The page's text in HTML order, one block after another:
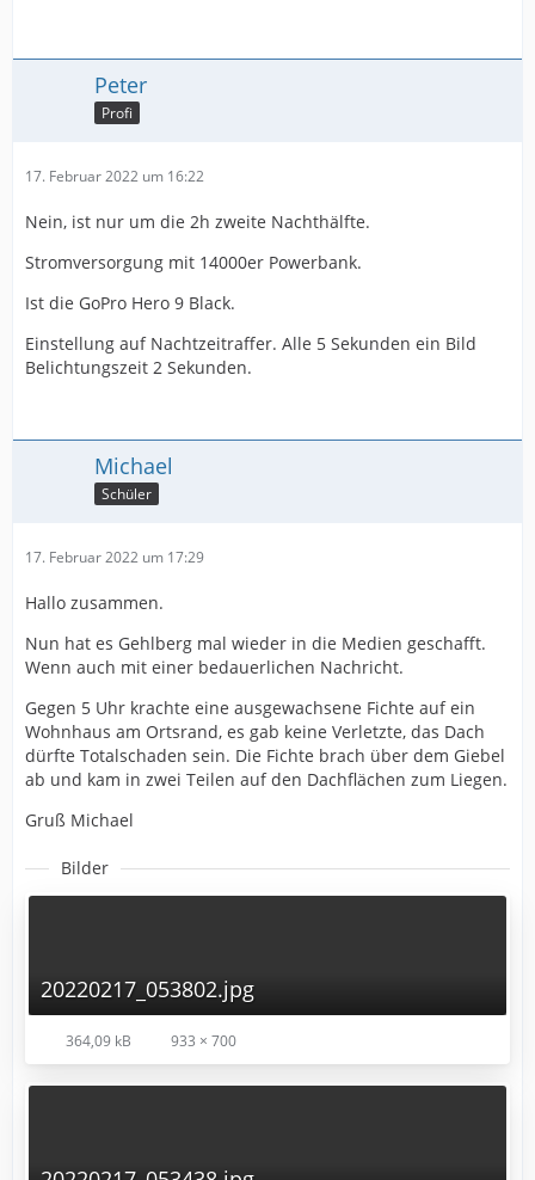
Peter
Profi
17. Februar 2022 um 16:22
Nein, ist nur um die 2h zweite Nachthälfte.
Stromversorgung mit 14000er Powerbank.
Ist die GoPro Hero 9 Black.
Einstellung auf Nachtzeitraffer. Alle 5 Sekunden ein Bild
Belichtungszeit 2 Sekunden.
Michael
Schüler
17. Februar 2022 um 17:29
Hallo zusammen.
Nun hat es Gehlberg mal wieder in die Medien geschafft.
Wenn auch mit einer bedauerlichen Nachricht.
Gegen 5 Uhr krachte eine ausgewachsene Fichte auf ein
Wohnhaus am Ortsrand, es gab keine Verletzte, das Dach
dürfte Totalschaden sein. Die Fichte brach über dem Giebel
ab und kam in zwei Teilen auf den Dachflächen zum Liegen.
Gruß Michael
Bilder
20220217_053802.jpg
364,09 kB 933 × 700